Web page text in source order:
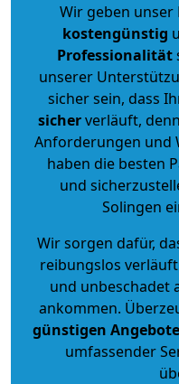
Wir geben unser
kostengünstig
Professionalität
unserer
sicher sein, dass
sicherverläuft,
Anforderungen und
haben die besten
und
Solingen
Wir sorgen dafür,
reibungslos
und unbeschadet
ankommen.
günstigen
umfassender